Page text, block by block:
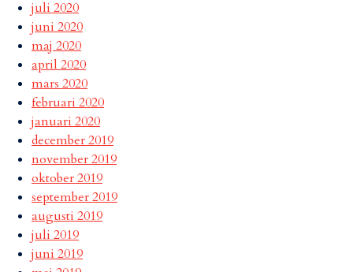
juli 2020
juni 2020
maj 2020
april 2020
mars 2020
februari 2020
januari 2020
december 2019
november 2019
oktober 2019
september 2019
augusti 2019
juli 2019
juni 2019